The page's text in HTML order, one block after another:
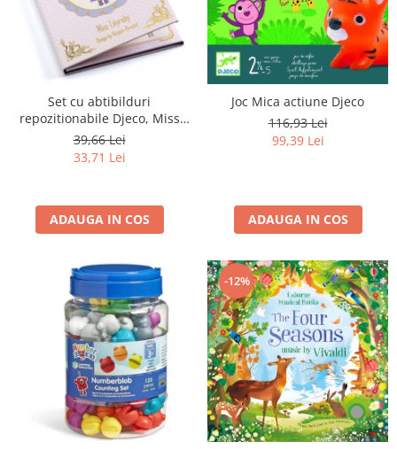
Set cu abtibilduri
repozitionabile Djeco, Miss
Lilyruby
39,66 Lei
33,71 Lei
ADAUGA IN COS
Joc Mica actiune Djeco
116,93 Lei
99,39 Lei
ADAUGA IN COS
-12%